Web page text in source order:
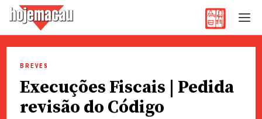
content
BREVES
Execuções Fiscais | Pedida
revisão do Código